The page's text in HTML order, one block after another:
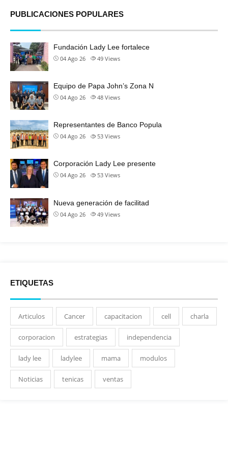
PUBLICACIONES POPULARES
Fundación Lady Lee fortalece
04 Ago 26 49 Views
Equipo de Papa John’s Zona N
04 Ago 26 48 Views
Representantes de Banco Popula
04 Ago 26 53 Views
Corporación Lady Lee presente
04 Ago 26 53 Views
Nueva generación de facilitad
04 Ago 26 49 Views
ETIQUETAS
Articulos Cancer capacitacion cell charla
corporacion estrategias independencia
lady lee ladylee mama modulos
Noticias tenicas ventas